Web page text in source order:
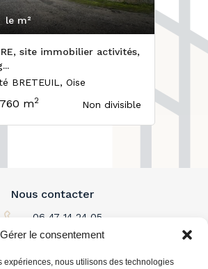
Gérer le consentement
expériences, nous utilisons des technologies
site immobilier activités,
Non divisible
le m²
BRETEUIL, Oise
m2
Nous contacter
06 47 14 24 05
Par email